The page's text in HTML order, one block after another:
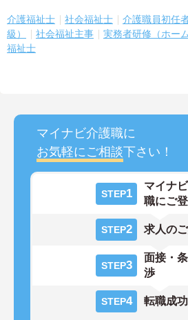
介護福祉士 社会福祉士
介護職員初任
級）
社会福祉主事 実務者研修（ホー
福祉士
マイナビ介護職に
お気軽にご相談下さい！
STEP1
マイナ
職にご
STEP2 求人の
STEP3
面接・
渉
STEP4 転職成功